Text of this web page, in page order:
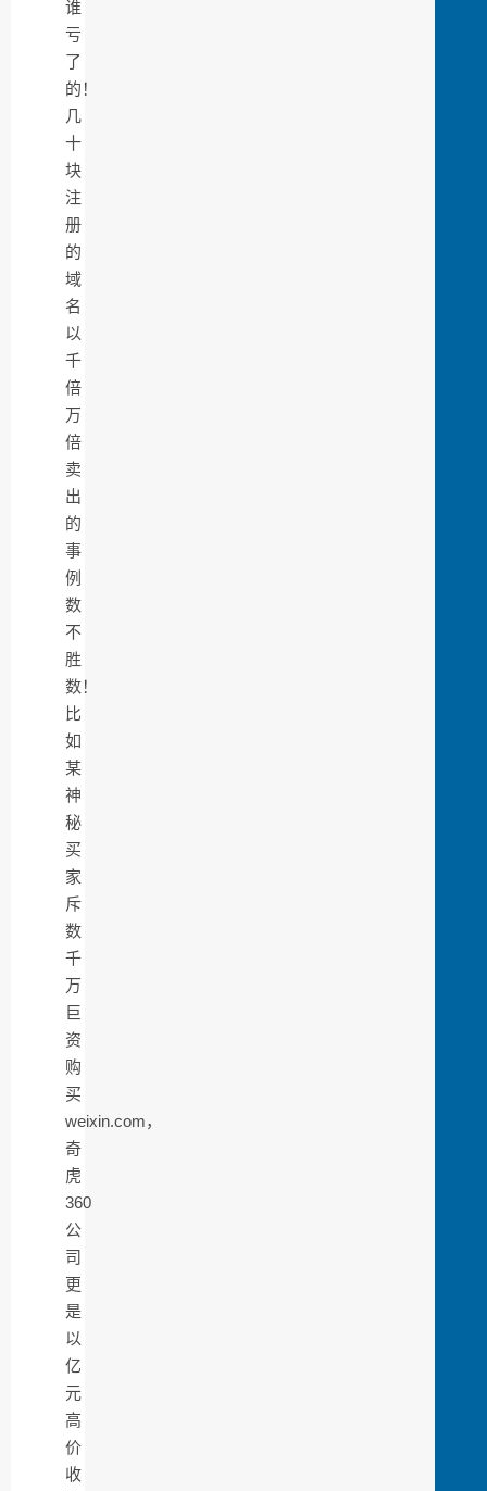
谁
亏
了
的！
几
十
块
注
册
的
域
名
以
千
倍
万
倍
卖
出
的
事
例
数
不
胜
数！
比
如
某
神
秘
买
家
斥
数
千
万
巨
资
购
买
weixin.com，
奇
虎
360
公
司
更
是
以
亿
元
高
价
收